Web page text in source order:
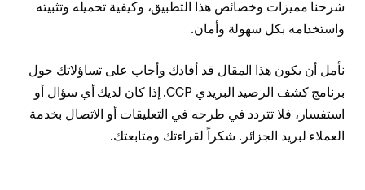
شرحنا مميزات وخصائص هذا التطبيق، وكيفية تحميله وتثبيته
واستخدامه بكل سهولة وأمان.
نأمل أن يكون هذا المقال قد أفادك وأجاب على تساؤلاتك حول
برنامج كشف الرصيد البريدي CCP. إذا كان لديك أي سؤال أو
استفسار، فلا تتردد في طرحه في التعليقات أو الاتصال بخدمة
العملاء لبريد الجزائر. شكراً لقراءتك ومتابعتك.